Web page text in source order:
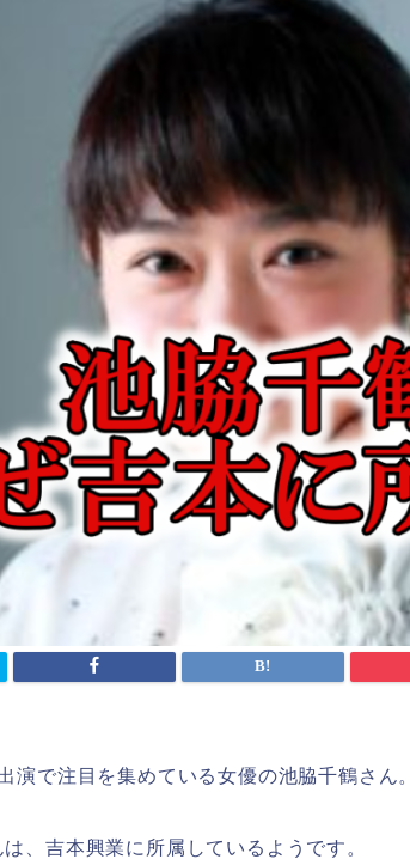
演で注目を集めている女優の池脇千鶴さん。
、吉本興業に所属しているようです。